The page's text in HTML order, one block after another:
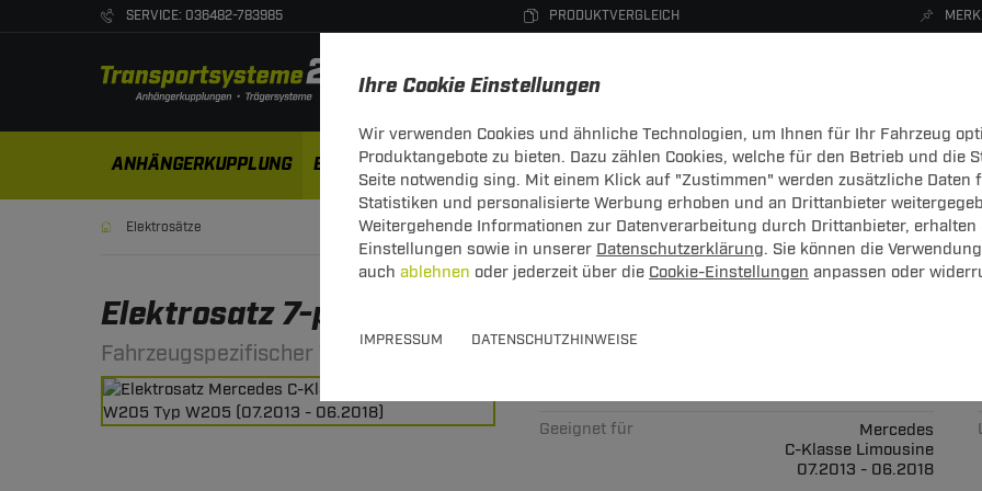
Ihre Cookie Einstellungen
Wir verwenden Cookies und ähnliche Technologien, um Ihnen für Ihr Fahrzeug
Produktangebote zu bieten. Dazu zählen Cookies, welche für den Betrieb und die
Seite notwendig sing. Mit einem Klick auf "Zustimmen" werden zusätzliche Daten
Statistiken und personalisierte Werbung erhoben und an Drittanbieter
Weitergehende Informationen zur Datenverarbeitung durch Drittanbieter, erhalten
Einstellungen sowie in unserer Datenschutzerklärung. Sie können die
auch ablehnen oder jederzeit über die Cookie-Einstellungen anpassen oder
IMPRESSUM DATENSCHUTZHINWEISE
SERVICE: 036482-783985 PRODUKTVERGLEICH
ANHÄNGERKUPPLUNG ELEKTROSÄTZE DACHTRÄGER DACHBOXEN FAHRRADTRÄGER ZUBEHÖR
Elektrosätze Hier
Elektrosatz 7-pol. von Erich Jaeger: Mercedes C-Klasse
Fahrzeugspezifischer 7-poliger Elektrosatz mit Einparkhilfeabschaltung
Geeignet für
Mercedes
C-Klasse Limousine
07.2013 - 06.2018